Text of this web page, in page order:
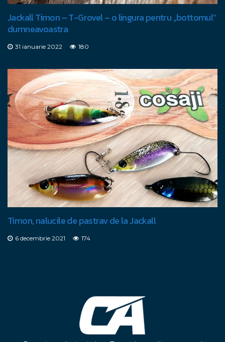
Jackall Timon – T-Grovel – o lingura pentru „bottomul”
dumneavoastra
31 ianuarie 2022 180
Timon, nalucile de pastrav de la Jackall
6 decembrie 2021 174